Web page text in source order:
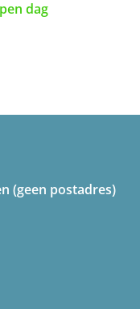
dag
(geen postadres)